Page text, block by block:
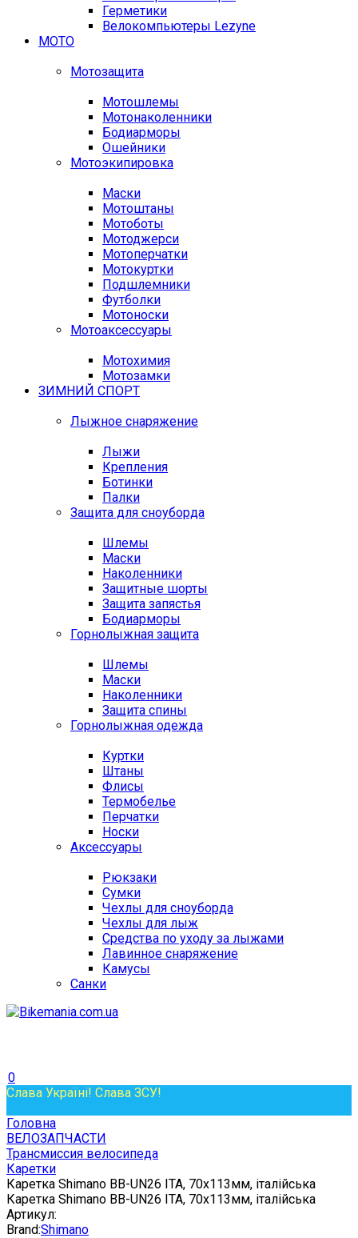
Герметики
Велокомпьютеры Lezyne
МОТО
Мотозащита
Мотошлемы
Мотонаколенники
Бодиарморы
Ошейники
Мотоэкипировка
Маски
Мотоштаны
Мотоботы
Мотоджерси
Мотоперчатки
Мотокуртки
Подшлемники
Футболки
Мотоноски
Мотоаксессуары
Мотохимия
Мотозамки
ЗИМНИЙ СПОРТ
Лыжное снаряжение
Лыжи
Крепления
Ботинки
Палки
Защита для сноуборда
Шлемы
Маски
Наколенники
Защитные шорты
Защита запястья
Бодиарморы
Горнолыжная защита
Шлемы
Маски
Наколенники
Защита спины
Горнолыжная одежда
Куртки
Штаны
Флисы
Термобелье
Перчатки
Носки
Аксессуары
Рюкзаки
Сумки
Чехлы для сноуборда
Чехлы для лыж
Средства по уходу за лыжами
Лавинное снаряжение
Камусы
Санки
0
Слава Україні! Слава ЗСУ!
Головна
ВЕЛОЗАПЧАСТИ
Трансмиссия велосипеда
Каретки
Каретка Shimano BB-UN26 ITA, 70x113мм, італійська
Каретка Shimano BB-UN26 ITA, 70x113мм, італійська
Артикул:
Brand:Shimano